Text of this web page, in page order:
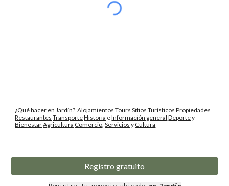
¿Qué hacer en Jardín? Alojamientos Tours Sitios Turísticos Propiedades
Restaurantes TransporteHistoria eInformación general Deportey
BienestarAgricultura Comercio,Servicios y Cultura
Registro gratuito